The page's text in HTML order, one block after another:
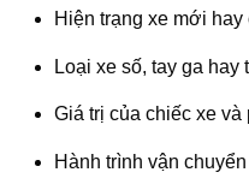
Hiện trạng xe mới hay
Loại xe số, tay ga hay
Giá trị của chiếc xe
Hành trình vận chuyển